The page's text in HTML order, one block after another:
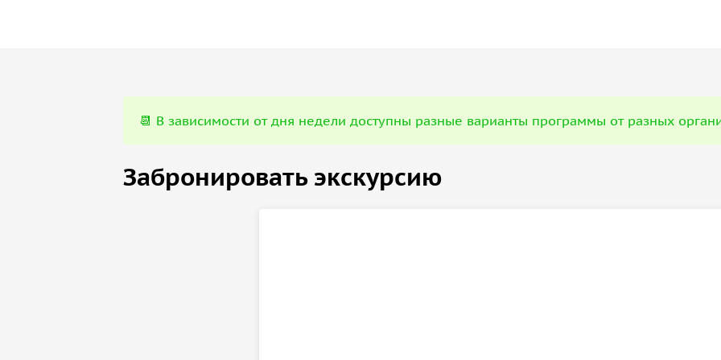
Верхний сад с роскошным Китайским дворцом, выполненным в традиционном восточном
Картинный дом с мезонином, в котором по версии историков хранилась уникальная коллекция
📆 В зависимости от дня недели доступны разные варианты программы от разных
Забронировать экскурсию